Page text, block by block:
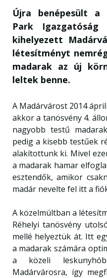
Újra benépesült a
Park Igazgatóság
kihelyezett
létesítményt
madarak az új
leltek benne.
A Madárvárost 2014
akkor a tanösvény 4.
nagyobb testű
pedig a kisebb testűek
alakítottunk ki. Mivel
a madarak hamar
esztendők, amikor
madár nevelte fel itt a
A közelmúltban a
Réhelyi tanösvény
mellé helyeztük át. Itt
a madarak számára
a közeli
Madárvárosra, így